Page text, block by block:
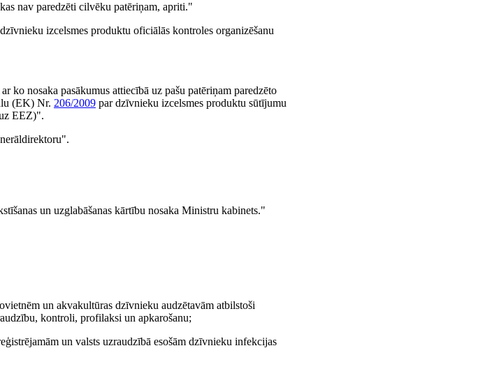
nav paredzēti cilvēku patēriņam, apriti."
izcelsmes produktu oficiālās kontroles organizēšanu
ar ko nosaka pasākumus attiecībā uz pašu patēriņam paredzēto
(EK) Nr. 206/2009 par dzīvnieku izcelsmes produktu sūtījumu
EEZ)".
un uzglabāšanas kārtību nosaka Ministru kabinets."
un akvakultūras dzīvnieku audzētavām atbilstoši
kontroli, profilaksi un apkarošanu;
un valsts uzraudzībā esošām dzīvnieku infekcijas